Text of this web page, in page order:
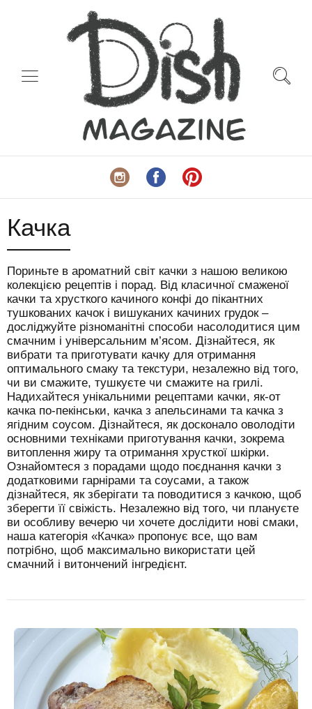
Качка
Пориньте в ароматний світ качки з нашою великою
колекцією рецептів і порад. Від класичної смаженої
качки та хрусткого качиного конфі до пікантних
тушкованих качок і вишуканих качиних грудок –
досліджуйте різноманітні способи насолодитися цим
смачним і універсальним м’ясом. Дізнайтеся, як
вибрати та приготувати качку для отримання
оптимального смаку та текстури, незалежно від того,
чи ви смажите, тушкуєте чи смажите на грилі.
Надихайтеся унікальними рецептами качки, як-от
качка по-пекінськи, качка з апельсинами та качка з
ягідним соусом. Дізнайтеся, як досконало оволодіти
основними техніками приготування качки, зокрема
витоплення жиру та отримання хрусткої шкірки.
Ознайомтеся з порадами щодо поєднання качки з
додатковими гарнірами та соусами, а також
дізнайтеся, як зберігати та поводитися з качкою, щоб
зберегти її свіжість. Незалежно від того, чи плануєте
ви особливу вечерю чи хочете дослідити нові смаки,
наша категорія «Качка» пропонує все, що вам
потрібно, щоб максимально використати цей
смачний і витончений інгредієнт.